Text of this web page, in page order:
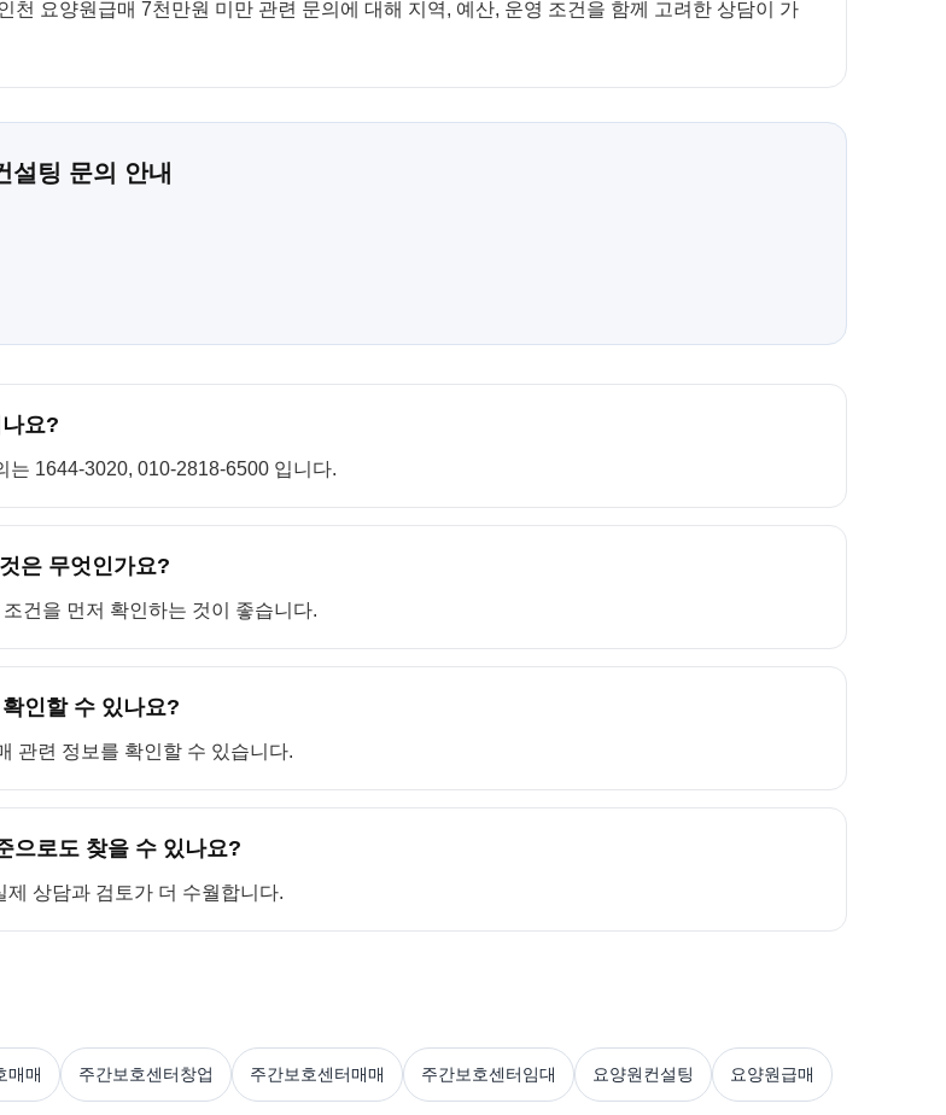
요양원급매 7천만원 미만 관련 문의에 대해 지역, 예산, 운영 조건을 함께 고려한 상담이 가
설팅 문의 안내
요?
는 1644-3020, 010-2818-6500 입니다.
은 무엇인가요?
건을 먼저 확인하는 것이 좋습니다.
인할 수 있나요?
관련 정보를 확인할 수 있습니다.
으로도 찾을 수 있나요?
상담과 검토가 더 수월합니다.
매매 주간보호센터창업 주간보호센터매매 주간보호센터임대 요양원컨설팅 요양원급매